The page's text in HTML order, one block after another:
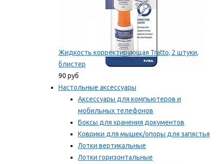
Жидкость корректирующая Tratto, 2 штуки,
блистер
90 руб
Настольные аксессуары
Аксессуары для компьютеров и
мобильных телефонов
Боксы для хранения документов
Коврики для мышек/опоры для запястья
Лотки вертикальные
Лотки горизонтальные